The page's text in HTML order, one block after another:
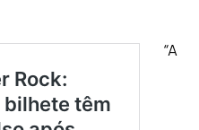
“A